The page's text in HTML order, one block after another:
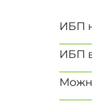
ИБП
ИБП